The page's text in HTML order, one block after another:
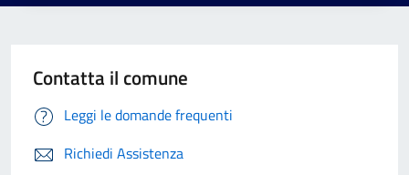
Contatta il comune
Leggi le domande frequenti
Richiedi Assistenza